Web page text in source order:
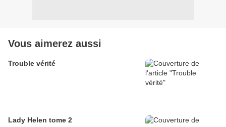
Vous aimerez aussi
Trouble vérité
Lady Helen tome 2